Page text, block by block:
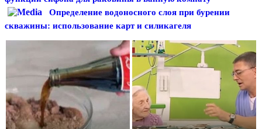
Определение водоносного слоя при бурении
скважины: использование карт и силикагеля